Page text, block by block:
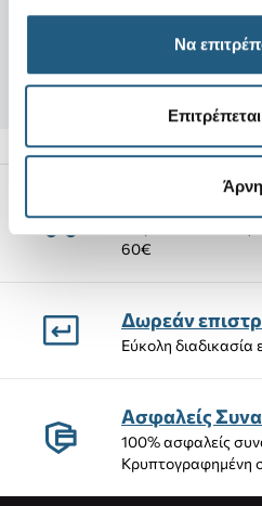
Να
Αποστολές
60€
Δωρεάν
Εύκολη διαδικασία
Ασφαλείς
100% ασφαλείς
Κρυπτογραφημένη